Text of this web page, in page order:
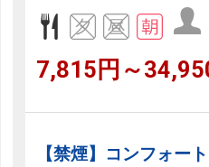
7,815円～
【禁煙】コンフォー